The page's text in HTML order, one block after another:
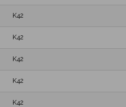
K42
K42
K42
K42
K42